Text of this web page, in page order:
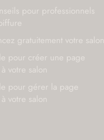
pour professionnels
gratuitement votre salon
pour créer une page
votre salon
pour gérer la page
votre salon